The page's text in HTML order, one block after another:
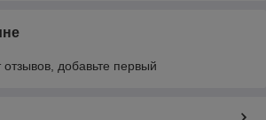
добавьте первый